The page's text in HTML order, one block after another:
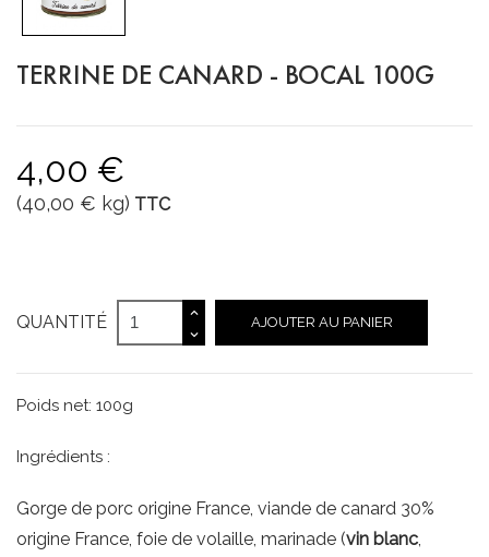
TERRINE DE CANARD - BOCAL 100G
4,00 €
(40,00 € kg) TTC
QUANTITÉ AJOUTER AU PANIER
Poids net: 100g
Ingrédients :
Gorge de porc origine France, viande de canard 30%
origine France, foie de volaille, marinade (vin blanc